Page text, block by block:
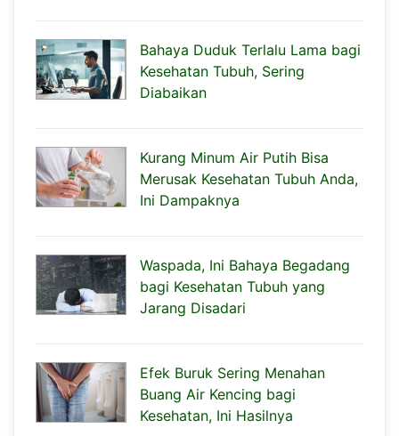
Bahaya Duduk Terlalu Lama bagi
Kesehatan Tubuh, Sering
Diabaikan
Kurang Minum Air Putih Bisa
Merusak Kesehatan Tubuh Anda,
Ini Dampaknya
Waspada, Ini Bahaya Begadang
bagi Kesehatan Tubuh yang
Jarang Disadari
Efek Buruk Sering Menahan
Buang Air Kencing bagi
Kesehatan, Ini Hasilnya